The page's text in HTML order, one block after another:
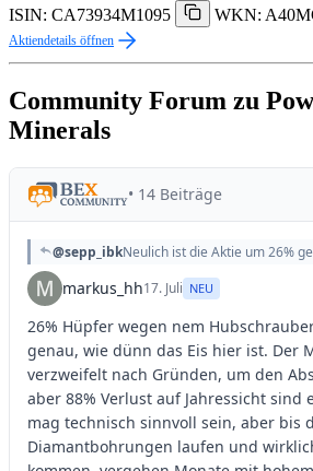
ISIN: CA73934M1095
WKN:
Aktiendetails öffnen
Community Forum zu
Minerals